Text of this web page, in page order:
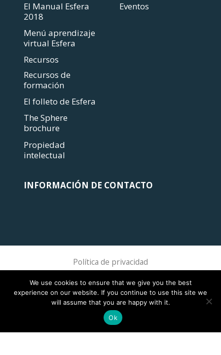
El Manual Esfera
2018
Menú aprendizaje
virtual Esfera
Recursos
Recursos de
formación
El folleto de Esfera
The Sphere
brochure
Propiedad
intelectual
Eventos
INFORMACIÓN DE CONTACTO
Política de privacidad
We use cookies to ensure that we give you the best
experience on our website. If you continue to use this site we
will assume that you are happy with it.
Ok